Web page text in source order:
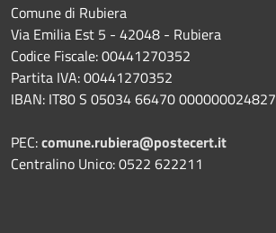
Comune di Rubiera
Via Emilia Est 5 - 42048 - Rubiera
Codice Fiscale: 00441270352
Partita IVA: 00441270352
IBAN: IT80 S 05034 66470 000000024827
PEC:comune.rubiera@postecert.it
Centralino Unico: 0522 622211